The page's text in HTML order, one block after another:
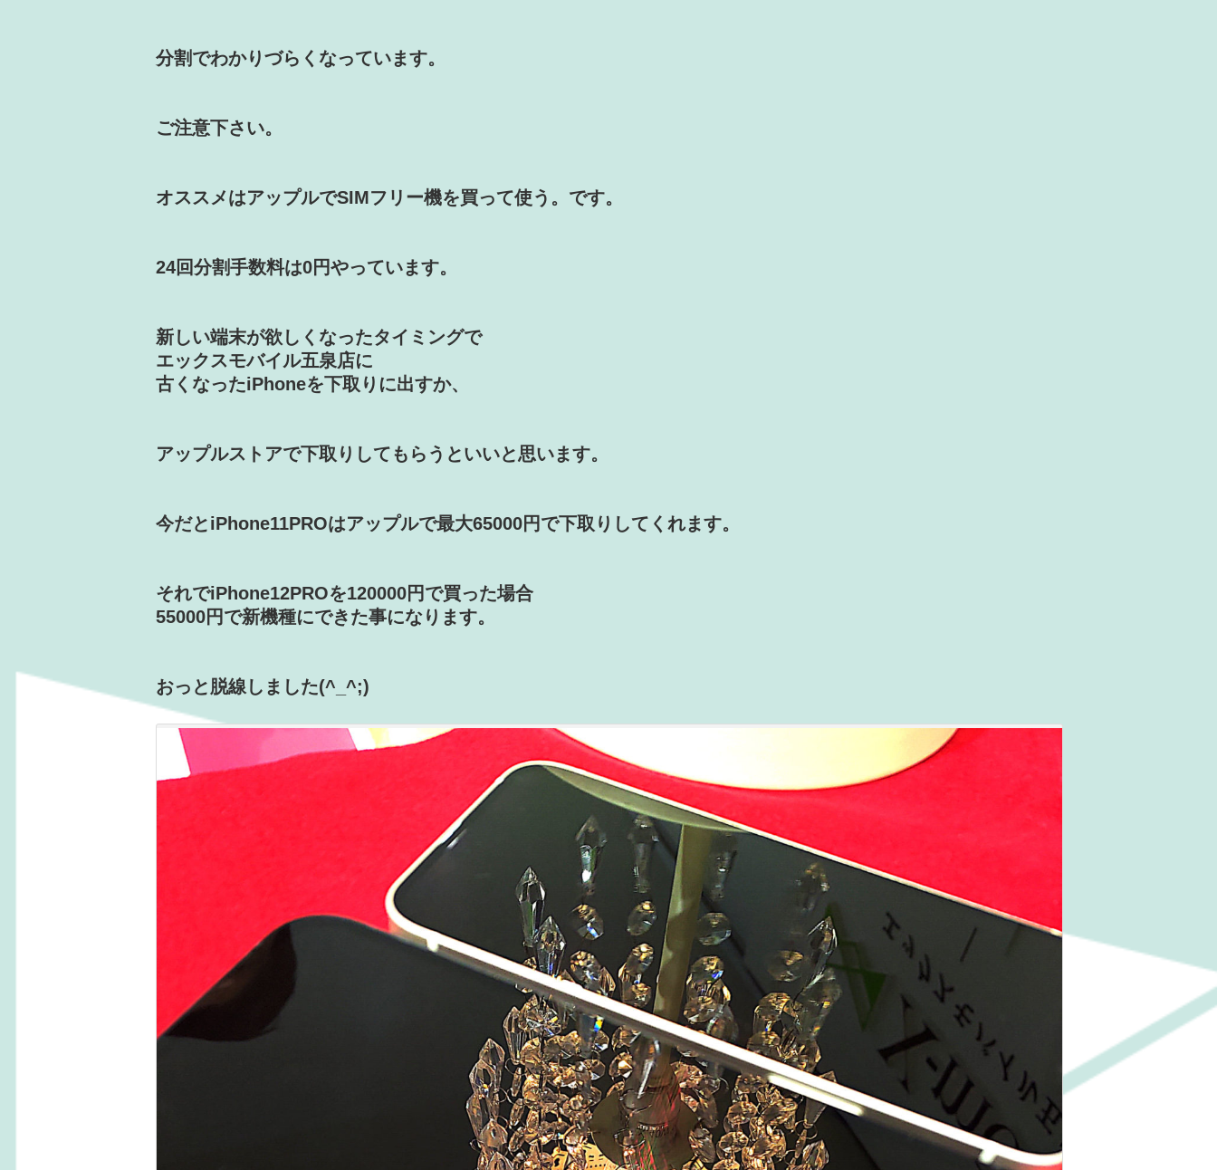
分割でわかりづらくなっています。
ご注意下さい。
オススメはアップルでSIMフリー機を買って使う。です。
24回分割手数料は0円やっています。
新しい端末が欲しくなったタイミングで
エックスモバイル五泉店に
古くなったiPhoneを下取りに出すか、
アップルストアで下取りしてもらうといいと思います。
今だとiPhone11PROはアップルで最大65000円で下取りしてくれます。
それでiPhone12PROを120000円で買った場合
55000円で新機種にできた事になります。
おっと脱線しました(^_^;)